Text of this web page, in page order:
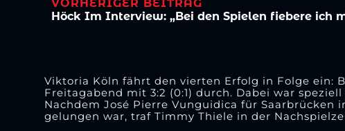
VORHERIGER BEITRAG
Höck Im Interview: „Bei den Spielen fiebere ich
Viktoria Köln fährt den vierten Erfolg in Folge ein:
Freitagabend mit 3:2 (0:1) durch. Dabei war
Nachdem José Pierre Vunguidica für
gelungen war, traf Timmy Thiele in der